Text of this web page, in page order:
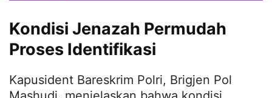
Kondisi Jenazah Permudah
Proses Identifikasi
Kapusident Bareskrim Polri, Brigjen Pol